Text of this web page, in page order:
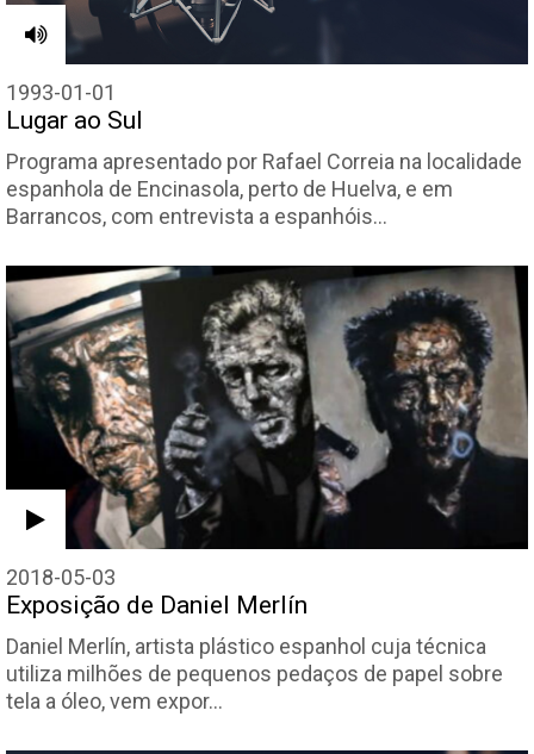
1993-01-01
Lugar ao Sul
Programa apresentado por Rafael Correia na localidade
espanhola de Encinasola, perto de Huelva, e em
Barrancos, com entrevista a espanhóis…
2018-05-03
Exposição de Daniel Merlín
Daniel Merlín, artista plástico espanhol cuja técnica
utiliza milhões de pequenos pedaços de papel sobre
tela a óleo, vem expor…